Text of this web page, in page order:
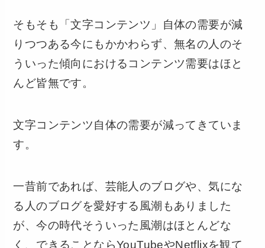
そもそも「文字コンテンツ」自体の需要が減
りつつある今にもかかわらず、無名の人のそ
ういった傾向におけるコンテンツ需要はほと
んど皆無です。
文字コンテンツ自体の需要が減ってきていま
す。
一昔前であれば、芸能人のブログや、気にな
る人のブログを愛好する風潮もありました
が、今の時代そういった風潮はほとんどな
く、できることならYouTubeやNetflixを観て